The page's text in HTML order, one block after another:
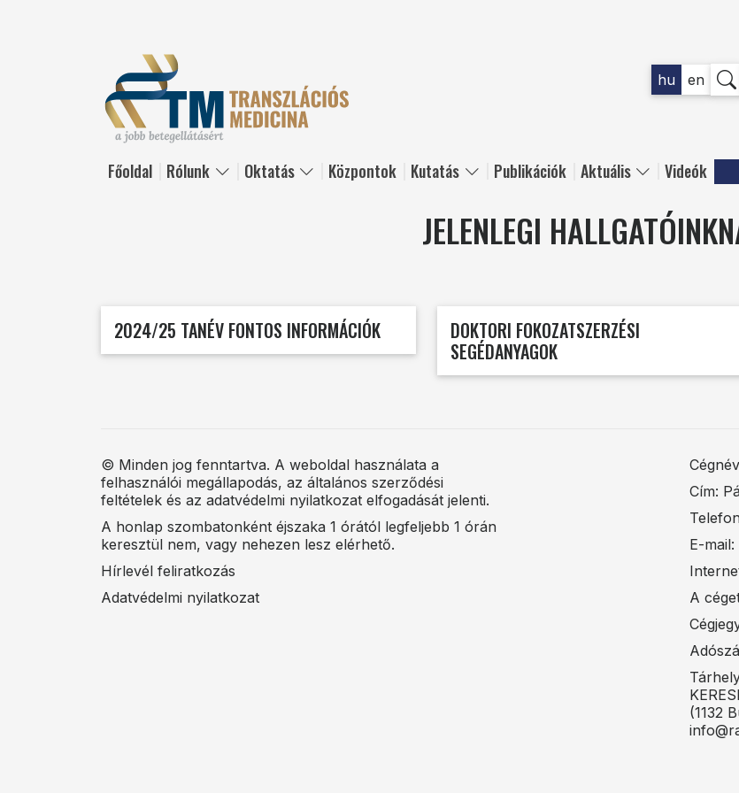
hu en
Főoldal Rólunk Oktatás Központok Kutatás Publikációk Aktuális Videók
JELENLEGI
2024/25 TANÉV FONTOS INFORMÁCIÓK
DOKTORI FOKOZATSZERZÉSI
SEGÉDANYAGOK
© Minden jog fenntartva. A weboldal használata a
felhasználói megállapodás, az általános szerződési
feltételek és az adatvédelmi nyilatkozat elfogadását jelenti.
A honlap szombatonként éjszaka 1 órától legfeljebb 1 órán
keresztül nem, vagy nehezen lesz elérhető.
Hírlevél feliratkozás
Adatvédelmi nyilatkozat
Cím:
E-
A
(1132